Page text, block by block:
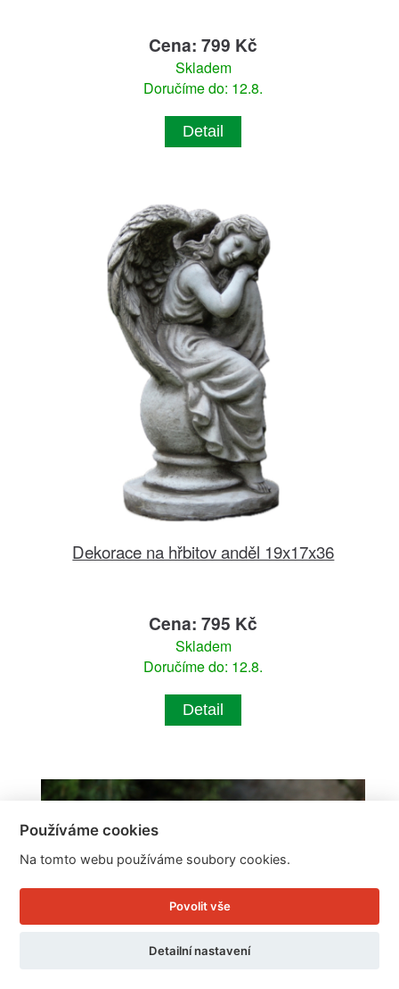
Cena: 799 Kč
Skladem
Doručíme do: 12.8.
Detail
Dekorace na hřbitov anděl 19x17x36
Cena: 795 Kč
Skladem
Doručíme do: 12.8.
Detail
Používáme cookies
Na tomto webu používáme soubory cookies.
Povolit vše
Detailní nastavení